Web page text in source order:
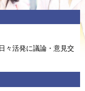
々活発に議論・意⾒交